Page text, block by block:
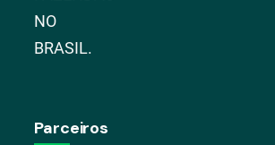
NO
BRASIL.
Parceiros